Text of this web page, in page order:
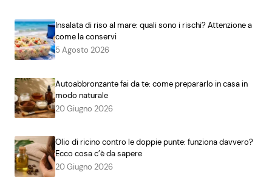
Insalata di riso al mare: quali sono i rischi? Attenzione a
come la conservi
5 Agosto 2026
Autoabbronzante fai da te: come prepararlo in casa in
modo naturale
20 Giugno 2026
Olio di ricino contro le doppie punte: funziona davvero?
Ecco cosa c’è da sapere
20 Giugno 2026